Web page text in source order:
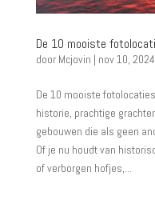
De 10 mooiste
door Mcjovin | nov 10, 2024
De 10 mooiste
historie, prachtige
gebouwen die als geen
Of je nu houdt van
of verborgen hofjes,...